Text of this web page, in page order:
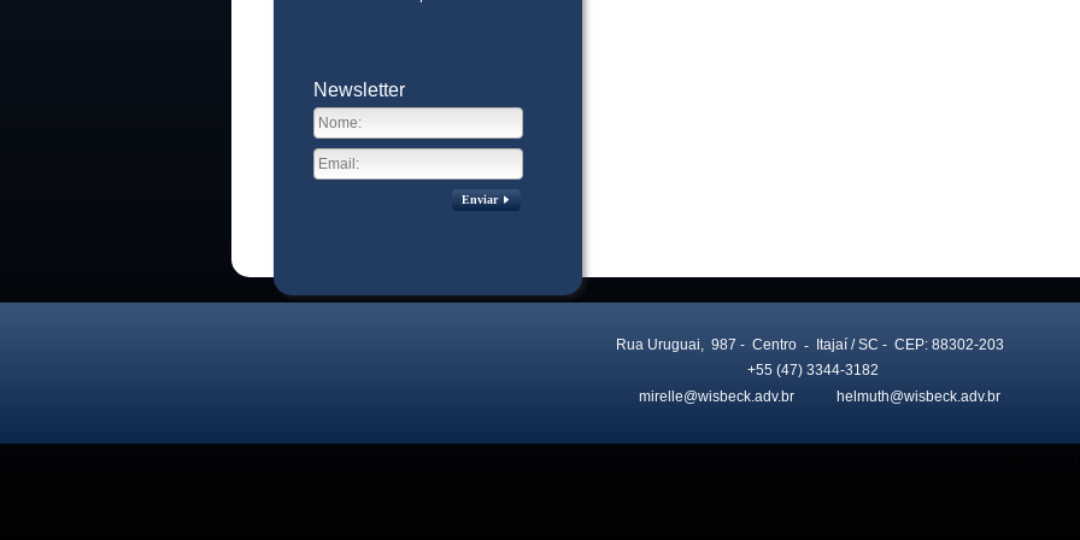
Newsletter
Enviar
Rua Uruguai, 987 - Centro - Itajaí / SC - CEP: 88302-203
+55 (47) 3344-3182
mirelle@wisbeck.adv.br
helmuth@wisbeck.adv.br